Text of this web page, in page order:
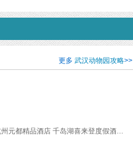
平方米。还建有兽医院、饲料房、
平方米。
更多 武汉动物园攻略>>
汉庭酒店(武汉高铁火车站店) 杭州南站 杭州汽车西站 杭州元都精品酒店 千岛湖喜来登度假酒店 千岛湖东南湖区景区 博凯西湖酒店(杭州湖滨店) 西湖音乐喷泉 南宋御街 杭州乐园 钱塘江大桥 杭州长乔极地海洋公园 湘湖 杭州动物园 龙井问茶 九溪烟树 浙江大学之江校区 杭州宋城景区 清河坊街 西湖 太子湾公园 雷峰塔 西溪国家湿地公园 浙江大学玉泉校区四食堂